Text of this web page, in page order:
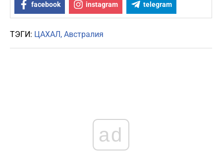
facebook instagram telegram
ТЭГИ: ЦАХАЛ Австралия
ad